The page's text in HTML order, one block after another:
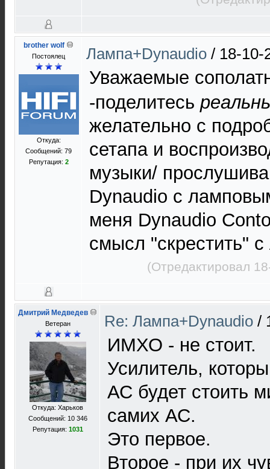
brother wolf
Постоялец
Откуда:
Сообщений: 79
Репутация: 2
Лампа+Dynaudio / 18-10-
Уважаемые
-поделитесь
желательно с
сетапа и
музыки/
Dynaudio c
меня Dynaudio
смысл "скрестить"
(Отредактировал
Дмитрий Медведев
Ветеран
Откуда: Харьков
Сообщений: 10 346
Репутация: 1031
Re: Лампа+Dynaudio /
ИМХО - не стоит.
Усилитель,
АС будет стоить
самих АС.
Это первое.
Второе - при их